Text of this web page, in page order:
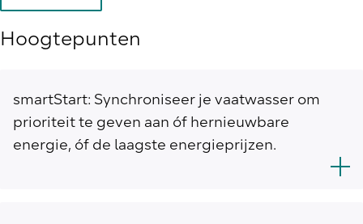
Hoogtepunten
smartStart: Synchroniseer je vaatwasser om
prioriteit te geven aan óf hernieuwbare
energie, óf de laagste energieprijzen.